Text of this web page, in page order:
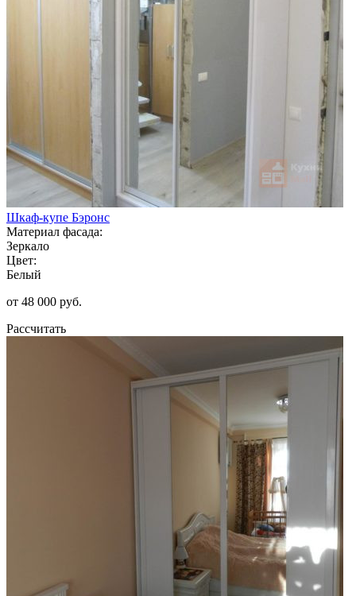
Шкаф-купе Бэронс
Материал фасада:
Зеркало
Цвет:
Белый
от 48 000 руб.
Рассчитать